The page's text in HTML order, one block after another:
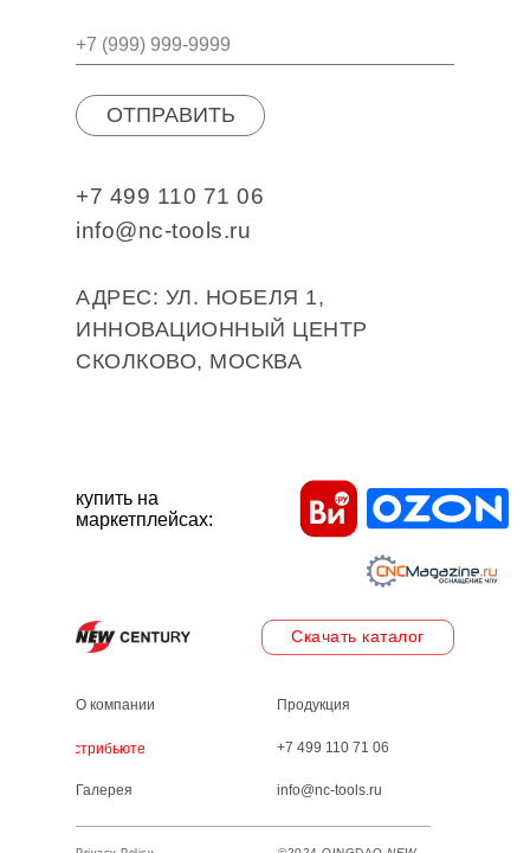
+7 499 110 71 06
info@nc-tools.ru
АДРЕС: УЛ. НОБЕЛЯ 1,
ИННОВАЦИОННЫЙ ЦЕНТР
СКОЛКОВО, МОСКВА
ОТПРАВИТЬ
+7 499 110 71 06
info@nc-tools.ru
Скачать каталог
О компании Продукция
Галерея
Дистрибьютеры
купить на
маркетплейсах: